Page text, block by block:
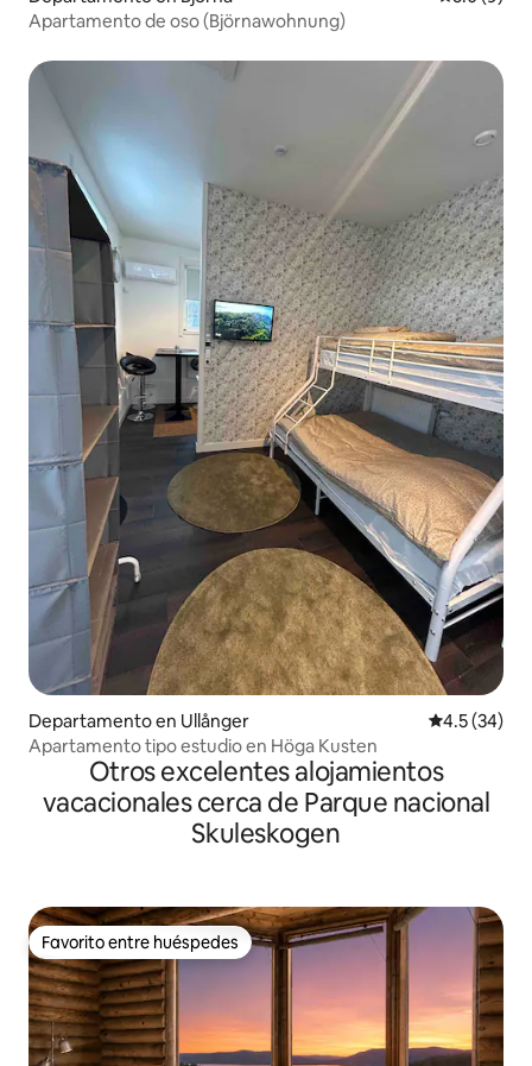
Apartamento de oso (Björnawohnung)
Departamento en Ullånger Calificación
4.5 (34)
Apartamento tipo estudio en Höga Kusten
Otros excelentes alojamientos
vacacionales cerca de Parque nacional
Skuleskogen
Favorito entre huéspedes
Favorito entre huéspedes